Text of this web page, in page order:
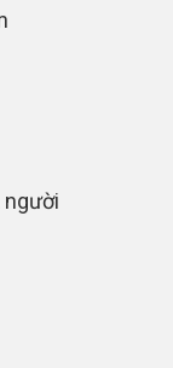
người